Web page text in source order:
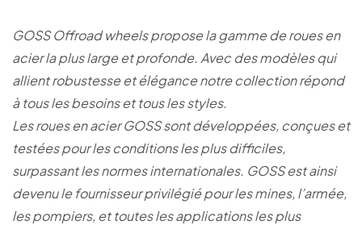
GOSS Offroad wheels propose la gamme de roues en
acier la plus large et profonde. Avec des modèles qui
allient robustesse et élégance notre collection répond
à tous les besoins et tous les styles.
Les roues en acier GOSS sont développées, conçues et
testées pour les conditions les plus difficiles,
surpassant les normes internationales. GOSS est ainsi
devenu le fournisseur privilégié pour les mines, l’armée,
les pompiers, et toutes les applications les plus